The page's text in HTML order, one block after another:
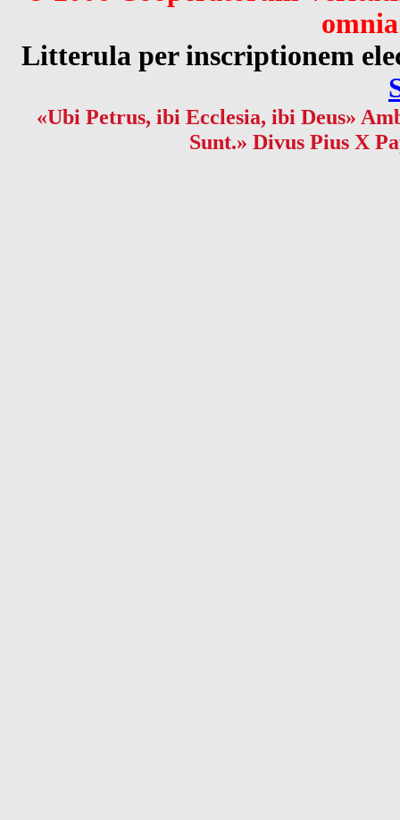
Litterula per inscriptionem
«Ubi Petrus, ibi Ecclesia, ibi Deus»
Sunt.» Divus Pius X